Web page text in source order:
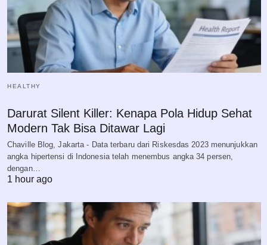
HEALTHY
Darurat Silent Killer: Kenapa Pola Hidup Sehat
Modern Tak Bisa Ditawar Lagi
Chaville Blog, Jakarta - Data terbaru dari Riskesdas 2023 menunjukkan
angka hipertensi di Indonesia telah menembus angka 34 persen,
dengan…
1 hour ago